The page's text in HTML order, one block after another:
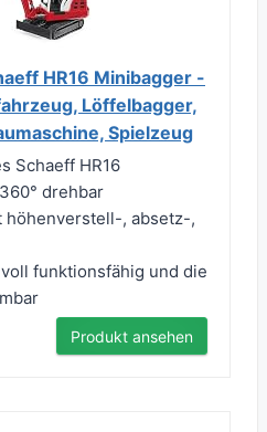
HR16 Minibagger -
Löffelbagger,
Spielzeug
Schaeff HR16
drehbar
höhenverstell-, absetz-,
funktionsfähig und die
Produkt ansehen